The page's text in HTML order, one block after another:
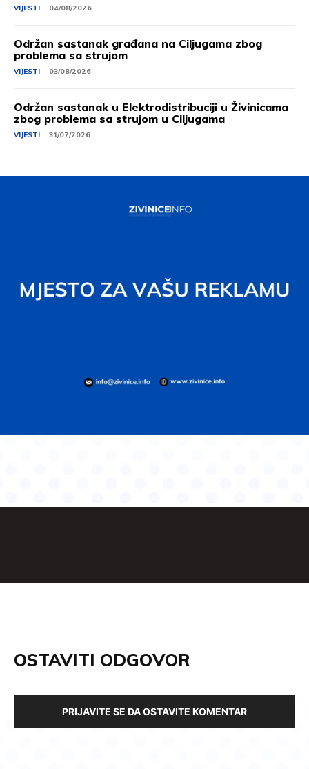
VIJESTI 04/08/2026
Održan sastanak građana na Ciljugama zbog
problema sa strujom
VIJESTI 03/08/2026
Održan sastanak u Elektrodistribuciji u Živinicama
zbog problema sa strujom u Ciljugama
VIJESTI 31/07/2026
OSTAVITI ODGOVOR
PRIJAVITE SE DA OSTAVITE KOMENTAR